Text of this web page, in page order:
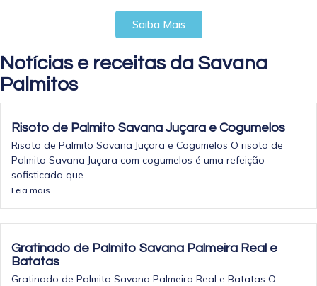
Saiba Mais
Notícias e receitas da Savana
Palmitos
Risoto de Palmito Savana Juçara e Cogumelos
Risoto de Palmito Savana Juçara e Cogumelos O risoto de
Palmito Savana Juçara com cogumelos é uma refeição
sofisticada que...
Leia mais
Gratinado de Palmito Savana Palmeira Real e
Batatas
Gratinado de Palmito Savana Palmeira Real e Batatas O